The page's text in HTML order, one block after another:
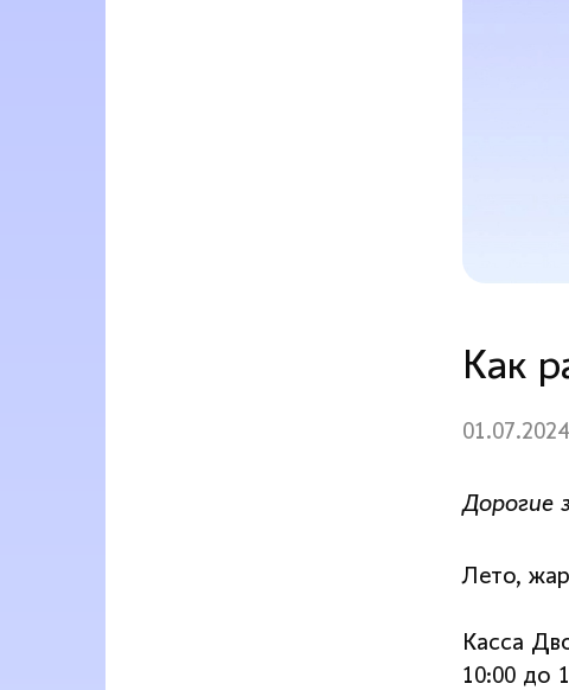
Как
01.07.2024
Дорогие
Лето,
Касса
10:00 до